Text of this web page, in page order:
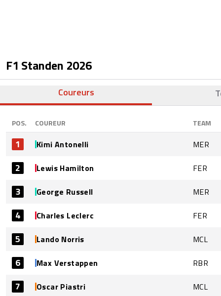
F1 Standen 2026
Coureurs
POS. COUREUR TEAM
1 Kimi Antonelli MER
2 Lewis Hamilton FER
3 George Russell MER
4 Charles Leclerc FER
5 Lando Norris MCL
6 Max Verstappen RBR
7 Oscar Piastri MCL